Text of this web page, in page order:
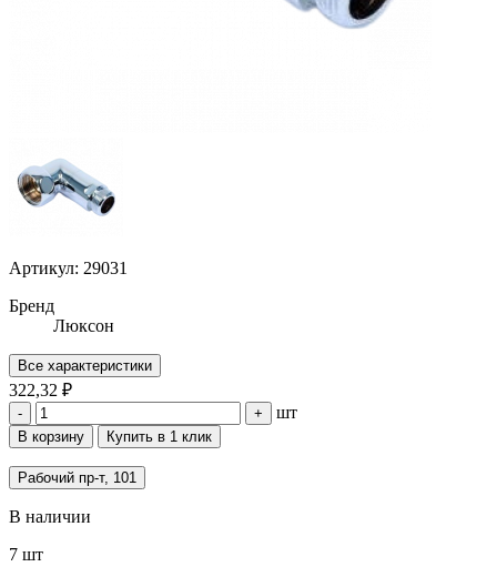
Артикул: 29031
Бренд
Люксон
Все характеристики
322,32 ₽
- + шт
В корзину Купить в 1 клик
Рабочий пр-т, 101
В наличии
7 шт